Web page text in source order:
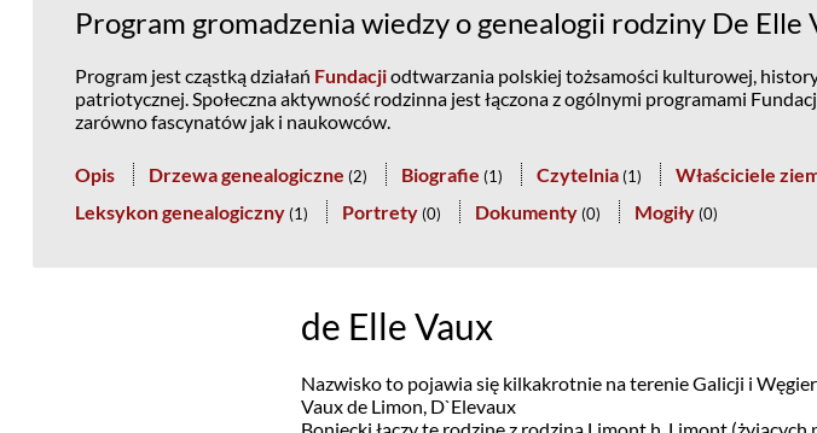
Program gromadzenia wiedzy o genealogii rodziny De Elle
Program jest cząstką działań Fundacjiodtwarzania polskiej tożsamości kulturowej,
patriotycznej. Społeczna aktywność rodzinna jest łączona z ogólnymi programami
zarówno fascynatów jak i naukowców.
Opis Drzewa genealogiczne (2) Biografie (1) Czytelnia (1) Właściciele
Leksykon genealogiczny (1) Portrety (0) Dokumenty (0) Mogiły (0)
de Elle Vaux
Nazwisko to pojawia się kilkakrotnie na terenie Galicji i
Vaux de Limon, D`Elevaux